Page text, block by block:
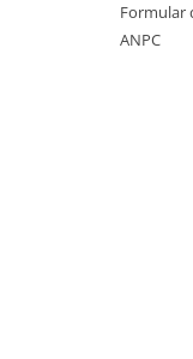
Formular
ANPC